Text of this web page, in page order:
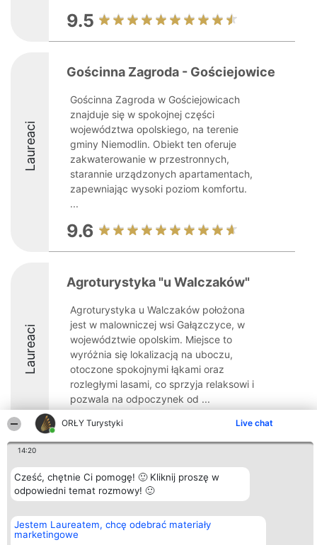
ORŁY Turystyki Live chat
14:20
Cześć, chętnie Ci pomogę! 🙂 Kliknij proszę w
odpowiedni temat rozmowy! 🙂
Jestem Laureatem, chcę odebrać materiały
marketingowe
9.5
Laureaci
Gościnna Zagroda - Gościejowice
Gościnna Zagroda w Gościejowicach
znajduje się w spokojnej części
województwa opolskiego, na terenie
gminy Niemodlin. Obiekt ten oferuje
zakwaterowanie w przestronnych,
starannie urządzonych apartamentach,
zapewniając wysoki poziom komfortu.
...
9.6
Laureaci
Agroturystyka "u Walczaków"
Agroturystyka u Walczaków położona
jest w malowniczej wsi Gałązczyce, w
województwie opolskim. Miejsce to
wyróżnia się lokalizacją na uboczu,
otoczone spokojnymi łąkami oraz
rozległymi lasami, co sprzyja relaksowi i
pozwala na odpoczynek od ...
9.2
Organizator plebiscytu
Bright Side Solutions sp. z o.
o. sp. k.
Wrocław 50-079
KRS 0000749100 | Regon
381313360 | NIP 8943132676
Plebiscyt
Laureaci
Lista
Laureatów
Zasady
Kontakt